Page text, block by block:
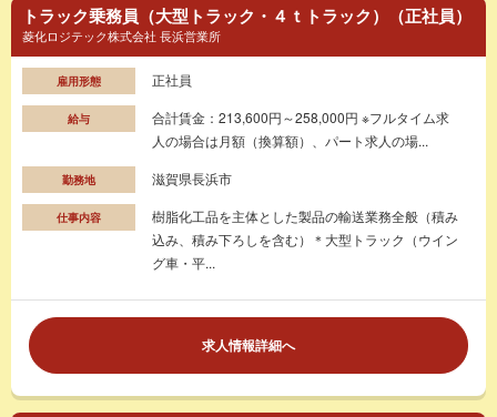
トラック乗務員（大型トラック・４ｔトラック）（正社員）
菱化ロジテック株式会社 長浜営業所
雇用形態 正社員
給与
合計賃金：213,600円～258,000円 ※フルタイム求
人の場合は月額（換算額）、パート求人の場...
勤務地 滋賀県長浜市
仕事内容
樹脂化工品を主体とした製品の輸送業務全般（積み
込み、積み下ろしを含む）＊大型トラック（ウイン
グ車・平...
求人情報詳細へ